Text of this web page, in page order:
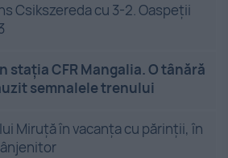
Csikszereda cu 3-2. Oaspeții
stația CFR Mangalia. O tânără
semnalele trenului
Miruță în vacanța cu părinții, în